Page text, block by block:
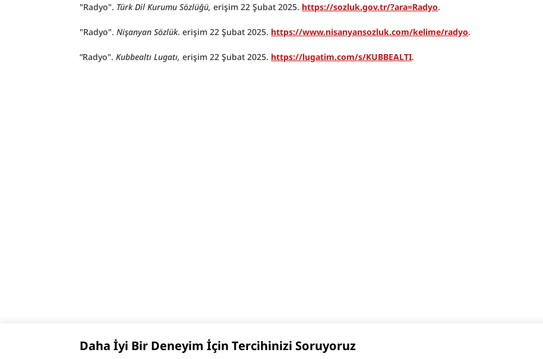
Daha İyi Bir Deneyim İçin Tercihinizi Soruyoruz
"Radyo". Türk Dil Kurumu Sözlüğü, erişim 22 Şubat 2025. https://sozluk.gov.tr/?ara=Radyo.
"Radyo". Nişanyan Sözlük. erişim 22 Şubat 2025. https://www.nisanyansozluk.com/kelime/radyo.
“Radyo". Kubbealtı Lugatı, erişim 22 Şubat 2025. https://lugatim.com/s/KUBBEALTI.